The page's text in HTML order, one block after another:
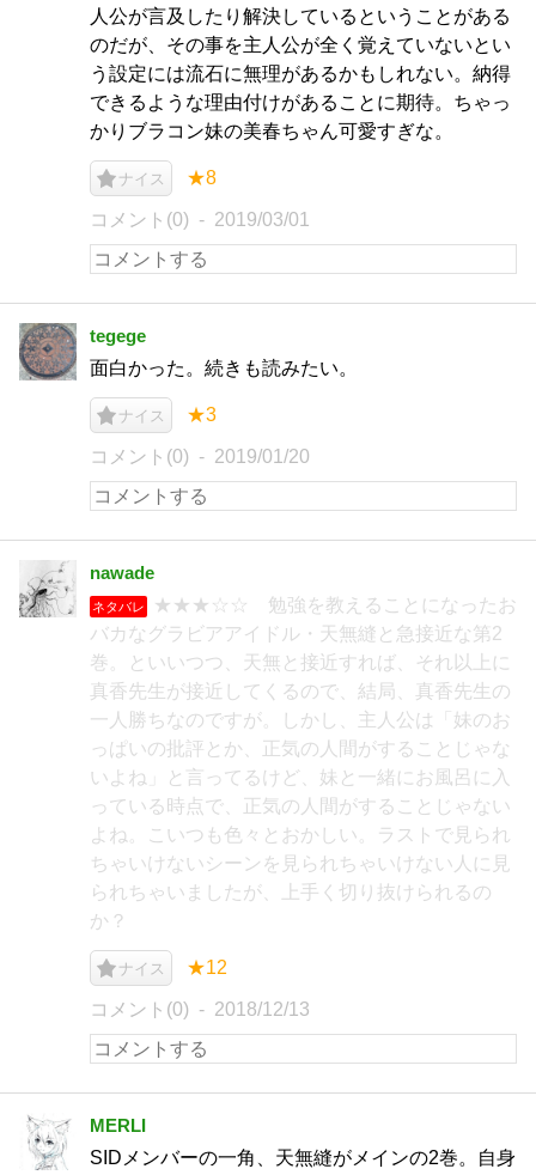
人公が言及したり解決しているということがある
のだが、その事を主人公が全く覚えていないとい
う設定には流石に無理があるかもしれない。納得
できるような理由付けがあることに期待。ちゃっ
かりブラコン妹の美春ちゃん可愛すぎな。
ナイス ★8
コメント(0) 2019/03/01
tegege
面白かった。続きも読みたい。
ナイス ★3
コメント(0) 2019/01/20
nawade
ネタバレ
★★★☆☆ 勉強を教えることになったお
バカなグラビアアイドル・天無縫と急接近な第2
巻。といいつつ、天無と接近すれば、それ以上に
真香先生が接近してくるので、結局、真香先生の
一人勝ちなのですが。しかし、主人公は「妹のお
っぱいの批評とか、正気の人間がすることじゃな
いよね」と言ってるけど、妹と一緒にお風呂に入
っている時点で、正気の人間がすることじゃない
よね。こいつも色々とおかしい。ラストで見られ
ちゃいけないシーンを見られちゃいけない人に見
られちゃいましたが、上手く切り抜けられるの
か？
ナイス ★12
コメント(0) 2018/12/13
MERLI
SIDメンバーの一角、天無縫がメインの2巻。自身